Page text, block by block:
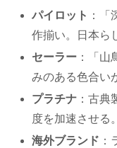
パイロット ：
作揃い。日本ら
セーラー ：「
みのある色合い
プラチナ ：古
度を加速させる。
海外ブランド